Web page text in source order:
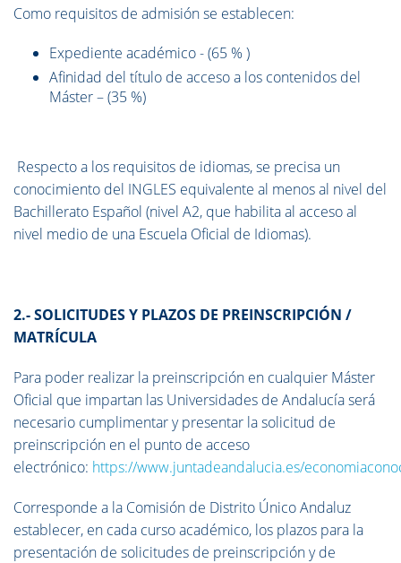
Como requisitos de admisión se establecen:
Expediente académico - (65 % )
Afinidad del título de acceso a los contenidos del
Máster – (35 %)
Respecto a los requisitos de idiomas, se precisa un
conocimiento del INGLES equivalente al menos al nivel del
Bachillerato Español (nivel A2, que habilita al acceso al
nivel medio de una Escuela Oficial de Idiomas).
2.- SOLICITUDES Y PLAZOS DE PREINSCRIPCIÓN /
MATRÍCULA
Para poder realizar la preinscripción en cualquier Máster
Oficial que impartan las Universidades de Andalucía será
necesario cumplimentar y presentar la solicitud de
preinscripción en el punto de acceso
electrónico: https://www.juntadeandalucia.es/
Corresponde a la Comisión de Distrito Único Andaluz
establecer, en cada curso académico, los plazos para la
presentación de solicitudes de preinscripción y de